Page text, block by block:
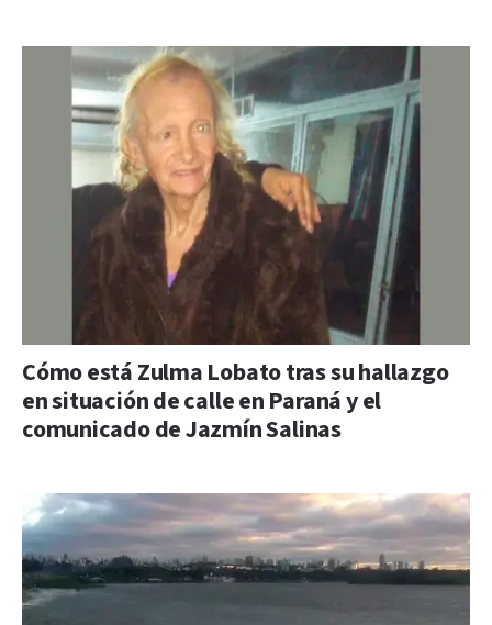
Cómo está Zulma Lobato tras su hallazgo
en situación de calle en Paraná y el
comunicado de Jazmín Salinas